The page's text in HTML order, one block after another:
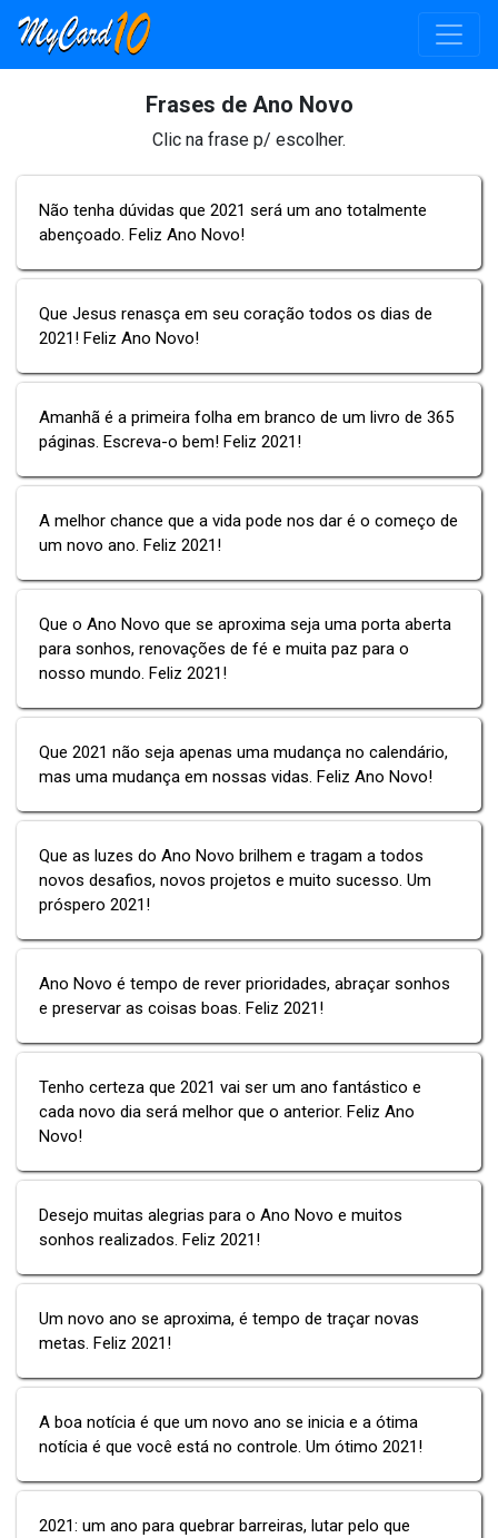
Frases de Ano Novo
Clic na frase p/ escolher.
Não tenha dúvidas que 2021 será um ano totalmente
abençoado. Feliz Ano Novo!
Que Jesus renasça em seu coração todos os dias de
2021! Feliz Ano Novo!
Amanhã é a primeira folha em branco de um livro de 365
páginas. Escreva-o bem! Feliz 2021!
A melhor chance que a vida pode nos dar é o começo de
um novo ano. Feliz 2021!
Que o Ano Novo que se aproxima seja uma porta aberta
para sonhos, renovações de fé e muita paz para o
nosso mundo. Feliz 2021!
Que 2021 não seja apenas uma mudança no calendário,
mas uma mudança em nossas vidas. Feliz Ano Novo!
Que as luzes do Ano Novo brilhem e tragam a todos
novos desafios, novos projetos e muito sucesso. Um
próspero 2021!
Ano Novo é tempo de rever prioridades, abraçar sonhos
e preservar as coisas boas. Feliz 2021!
Tenho certeza que 2021 vai ser um ano fantástico e
cada novo dia será melhor que o anterior. Feliz Ano
Novo!
Desejo muitas alegrias para o Ano Novo e muitos
sonhos realizados. Feliz 2021!
Um novo ano se aproxima, é tempo de traçar novas
metas. Feliz 2021!
A boa notícia é que um novo ano se inicia e a ótima
notícia é que você está no controle. Um ótimo 2021!
2021: um ano para quebrar barreiras, lutar pelo que